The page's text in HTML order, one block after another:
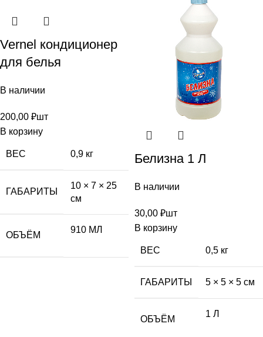
Vernel кондиционер
для белья
В наличии
200,00 ₽шт
В корзину
ВЕС 0,9 кг
ГАБАРИТЫ
10 × 7 × 25
см
ОБЪЁМ
910 МЛ
Белизна 1 Л
В наличии
30,00 ₽шт
В корзину
ВЕС 0,5 кг
ГАБАРИТЫ 5 × 5 × 5 см
ОБЪЁМ
1 Л